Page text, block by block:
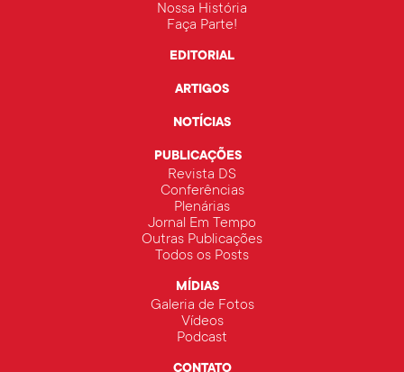
Nossa História
Faça Parte!
EDITORIAL
ARTIGOS
NOTÍCIAS
PUBLICAÇÕES
Revista DS
Conferências
Plenárias
Jornal Em Tempo
Outras Publicações
Todos os Posts
MÍDIAS
Galeria de Fotos
Vídeos
Podcast